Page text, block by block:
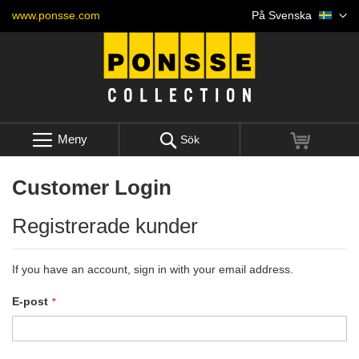
www.ponsse.com
to
Språk
På Svenska
Meny Sök Min
Customer Login
Registrerade kunder
If you have an account, sign in with your email address.
E-post